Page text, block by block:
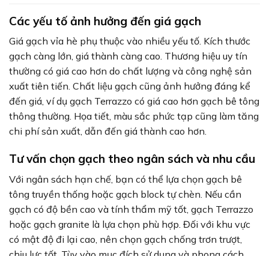
Các yếu tố ảnh hưởng đến giá gạch
Giá gạch vỉa hè phụ thuộc vào nhiều yếu tố. Kích thước
gạch càng lớn, giá thành càng cao. Thương hiệu uy tín
thường có giá cao hơn do chất lượng và công nghệ sản
xuất tiên tiến. Chất liệu gạch cũng ảnh hưởng đáng kể
đến giá, ví dụ gạch Terrazzo có giá cao hơn gạch bê tông
thông thường. Họa tiết, màu sắc phức tạp cũng làm tăng
chi phí sản xuất, dẫn đến giá thành cao hơn.
Tư vấn chọn gạch theo ngân sách và nhu cầu
Với ngân sách hạn chế, bạn có thể lựa chọn gạch bê
tông truyền thống hoặc gạch block tự chèn. Nếu cần
gạch có độ bền cao và tính thẩm mỹ tốt, gạch Terrazzo
hoặc gạch granite là lựa chọn phù hợp. Đối với khu vực
có mật độ đi lại cao, nên chọn gạch chống trơn trượt,